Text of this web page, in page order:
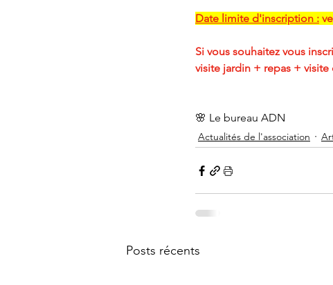
Date limite d'inscription :
Si vous souhaitez vous
visite jardin + repas +
🌸 Le bureau ADN
Actualités de l'association
Posts récents